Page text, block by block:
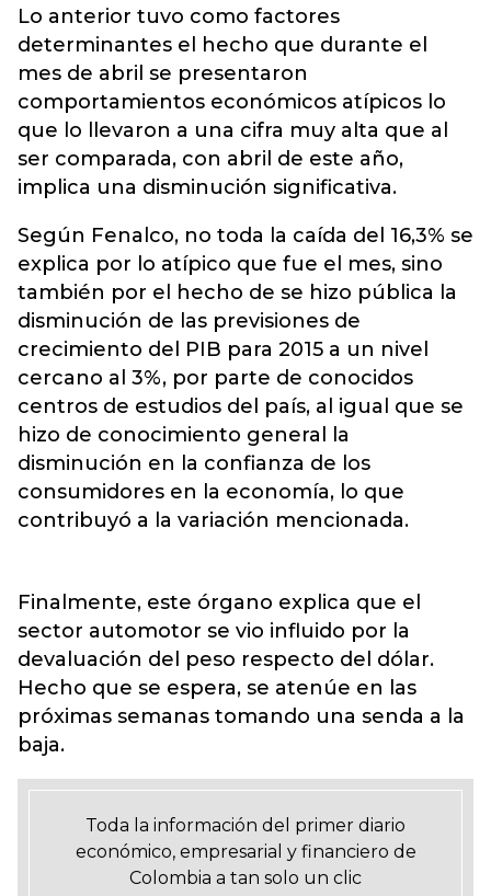
Lo anterior tuvo como factores
determinantes el hecho que durante el
mes de abril se presentaron
comportamientos económicos atípicos lo
que lo llevaron a una cifra muy alta que al
ser comparada, con abril de este año,
implica una disminución significativa.
Según Fenalco, no toda la caída del 16,3% se
explica por lo atípico que fue el mes, sino
también por el hecho de se hizo pública la
disminución de las previsiones de
crecimiento del PIB para 2015 a un nivel
cercano al 3%, por parte de conocidos
centros de estudios del país, al igual que se
hizo de conocimiento general la
disminución en la confianza de los
consumidores en la economía, lo que
contribuyó a la variación mencionada.
Finalmente, este órgano explica que el
sector automotor se vio influido por la
devaluación del peso respecto del dólar.
Hecho que se espera, se atenúe en las
próximas semanas tomando una senda a la
baja.
Toda la información del primer diario
económico, empresarial y financiero de
Colombia a tan solo un clic